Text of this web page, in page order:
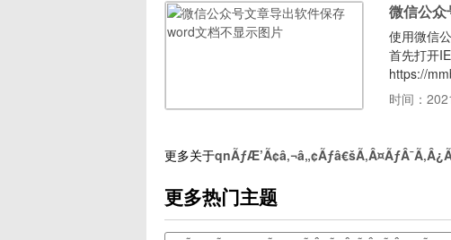
微信公
使用微信
首先打开
https://
显示异常
时间：
更多关于
更多热门主题